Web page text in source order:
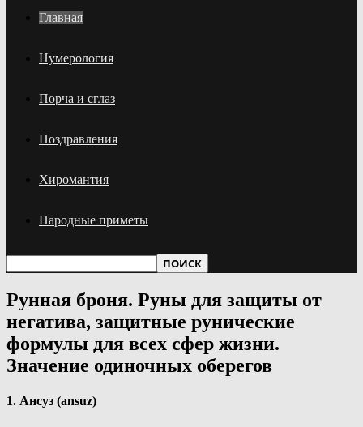
Главная
Нумерология
Порча и сглаз
Поздравления
Хиромантия
Народные приметы
Рунная броня. Руны для защиты от
негатива, защитные рунические
формулы для всех сфер жизни.
Значение одиночных оберегов
1. Ансуз (ansuz)